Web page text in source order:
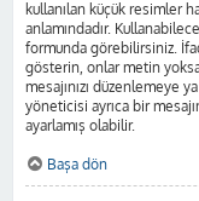
kullanılan küçük resimler
anlamındadır.
formunda görebilirsiniz.
gösterin, onlar metin
mesajınızı düzenlemeye
yöneticisi ayrıca bir
ayarlamış olabilir.
Başa dön